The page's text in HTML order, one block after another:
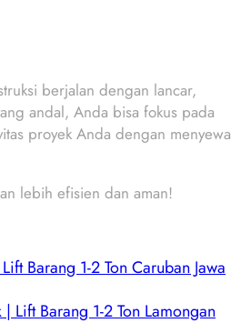
berjalan dengan lancar,
andal, Anda bisa fokus pada
proyek Anda dengan menyewa
lebih efisien dan aman!
Barang 1-2 Ton Caruban Jawa
Lift Barang 1-2 Ton Lamongan